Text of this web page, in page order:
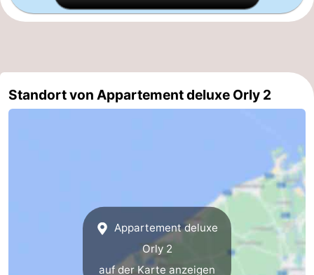
Het
Knokke-
-
Wenduine
-
Standort von Appartement deluxe Orly 2
Appartement deluxe
Orly 2
auf der Karte anzeigen